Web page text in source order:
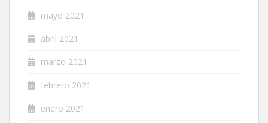
mayo 2021
abril 2021
marzo 2021
febrero 2021
enero 2021